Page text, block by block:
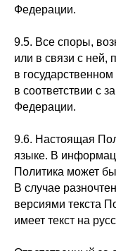
Федерации.
9.5. Все споры,
или в связи с ней,
в
в соответствии с
Федерации.
9.6. Настоящая
языке. В
Политика может
В случае
версиями текста
имеет текст на